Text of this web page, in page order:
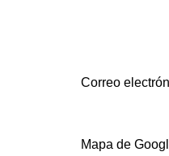
Correo
Mapa de